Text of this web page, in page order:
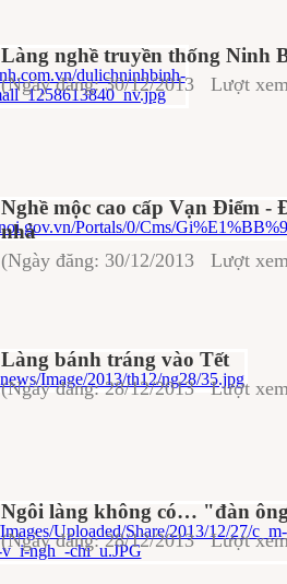
Làng nghề truyền thống Ninh
(Ngày đăng: 30/12/2013 Lượt
Nghề mộc cao cấp Vạn Điểm -
nhà
(Ngày đăng: 30/12/2013 Lượt
Làng bánh tráng vào Tết
(Ngày đăng: 28/12/2013 Lượt
Ngôi làng không có… "đàn
(Ngày đăng: 28/12/2013 Lượt